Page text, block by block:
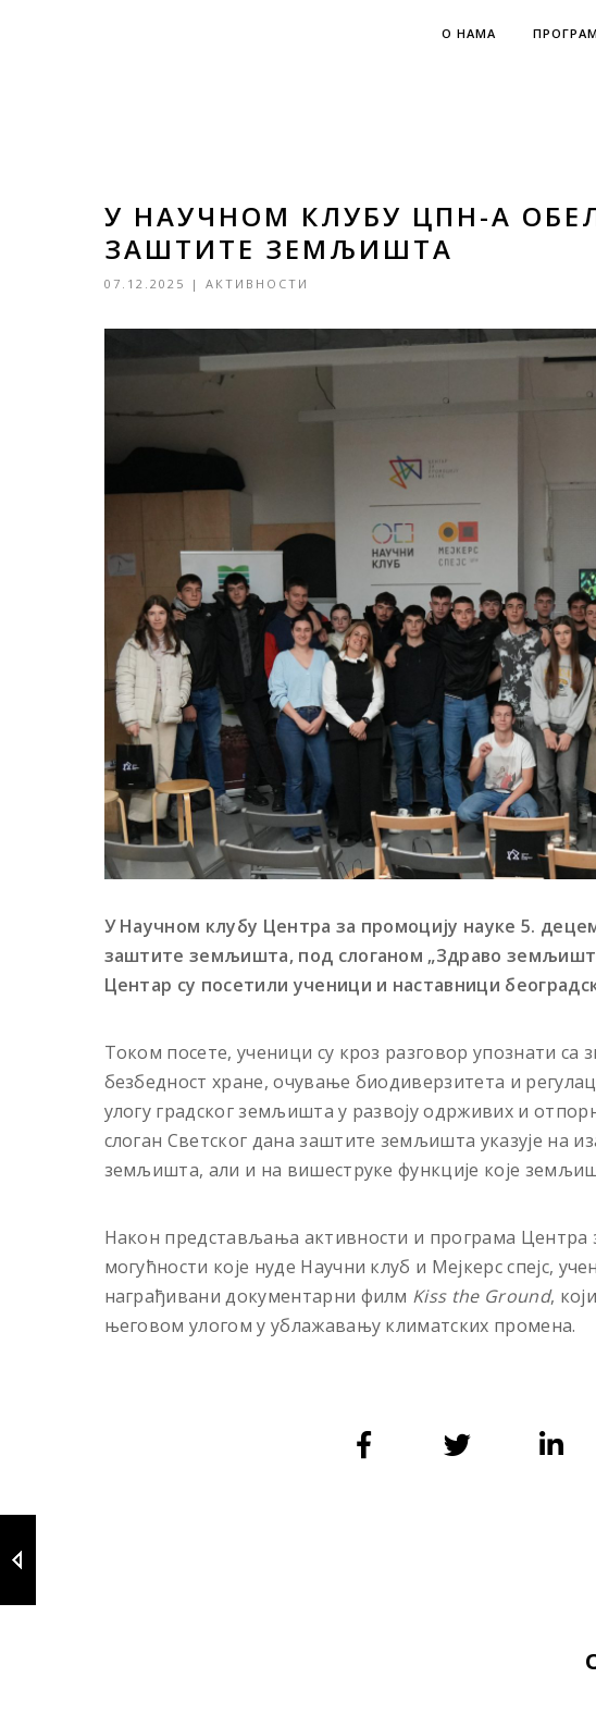
О НАМА
У НАУЧНОМ КЛУБУ ЦПН-А
ЗАШТИТЕ ЗЕМЉИШТА
07.12.2025 | АКТИВНОСТИ
У Научном клубу Центра за промоцију науке 5.
заштите земљишта, под слоганом „Здраво
Центар су посетили ученици и наставници
Током посете, ученици су кроз разговор упознати са
безбедност хране, очување биодиверзитета и
улогу градског земљишта у развоју одрживих и
слоган Светског дана заштите земљишта указује на
земљишта, али и на вишеструке функције које
Након представљања активности и програма Центра
могућности које нуде Научни клуб и Мејкерс спејс,
награђивани документарни филм Kiss the Ground,
његовом улогом у ублажавању климатских промена.